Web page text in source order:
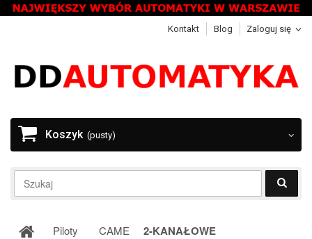
Zaloguj się
Kontakt Blog
Koszyk (pusty)
Piloty CAME 2-KANAŁOWE